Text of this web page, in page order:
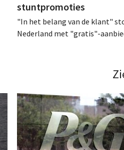
stuntpromoties
"In het belang van de klant"
Nederland met "gratis"-
verdient. De kans dat
voorbeeld zullen volgen, lijkt